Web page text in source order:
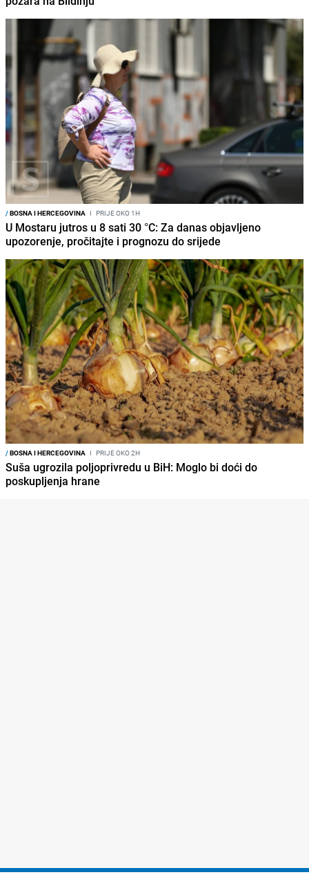
/BOSNA I HERCEGOVINA I PRIJE OKO 1H
U Mostaru jutros u 8 sati 30 °C: Za danas objavljeno
upozorenje, pročitajte i prognozu do srijede
/BOSNA I HERCEGOVINA I PRIJE OKO 2H
Suša ugrozila poljoprivredu u BiH: Moglo bi doći do
poskupljenja hrane